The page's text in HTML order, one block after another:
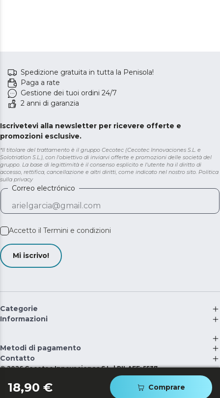
18,90 € Comprare
Spedizione gratuita in tutta la Penisola!
Paga a rate
Gestione dei tuoi ordini 24/7
2 anni di garanzia
Iscrivetevi alla newsletter per ricevere offerte e
promozioni esclusive.
*Il titolare del trattamento è il gruppo Cecotec (Cecotec Innovaciones S.L. e
Solotriatlon S.L.), con l'obiettivo di inviarvi offerte e promozioni delle società del
gruppo. La base di legittimità è il consenso esplicito e l'utente ha il diritto di
accesso, rettifica, cancellazione e altri diritti, come indicato nel nostro sito. Politica
sulla privacy
Correo electrónico
Accetto il Termini e condizioni
Mi iscrivo!
Categorie
Informazioni
Metodi di pagamento
Contatto
©2026 Cecotec Innovaciones S.L. | RII-AEE: 5537